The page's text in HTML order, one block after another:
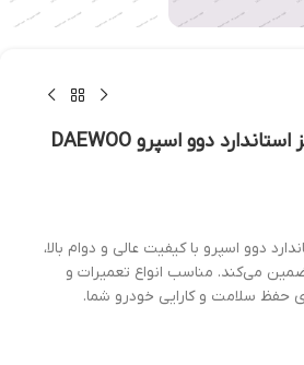
یاتاقان متحرک سایز استاندارد دوو اسپرو DAEWOO
دوو اسپرو با کیفیت عالی و دوام بالا،
می‌کند. مناسب انواع تعمیرات و
حفظ سلامت و کارایی خودرو شما.